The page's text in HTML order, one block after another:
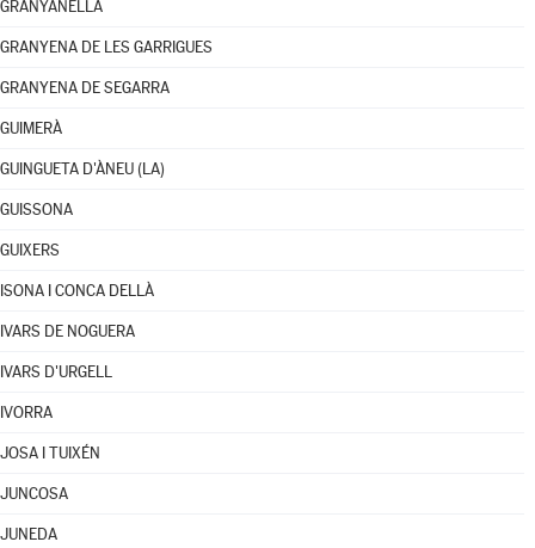
GRANYANELLA
GRANYENA DE LES GARRIGUES
GRANYENA DE SEGARRA
GUIMERÀ
GUINGUETA D'ÀNEU (LA)
GUISSONA
GUIXERS
ISONA I CONCA DELLÀ
IVARS DE NOGUERA
IVARS D'URGELL
IVORRA
JOSA I TUIXÉN
JUNCOSA
JUNEDA